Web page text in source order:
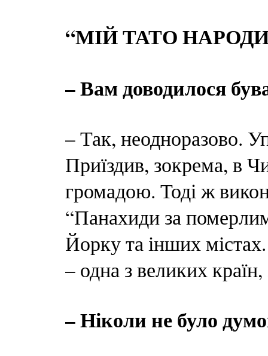
“МІЙ ТАТО
– Вам доводилося
– Так, неодноразово.
Приїздив, зокрема, в
громадою. Тоді ж
“Панахиди за
Йорку та інших
– одна з великих
– Ніколи не було